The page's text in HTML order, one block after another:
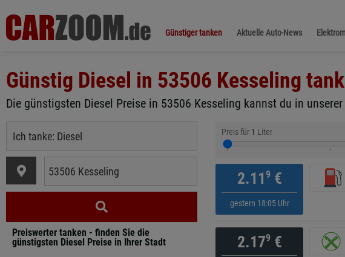
Günstiger tanken Aktuelle Auto-News
Günstig Diesel in 53506 Kesseling
Die günstigsten Diesel Preise in 53506 Kesseling kannst du in
Preiswerter tanken - finden Sie die
günstigsten Diesel Preise in Ihrer Stadt
Preis für 1 Liter
2.11 9€
gestern 18:05 Uhr
2.179€